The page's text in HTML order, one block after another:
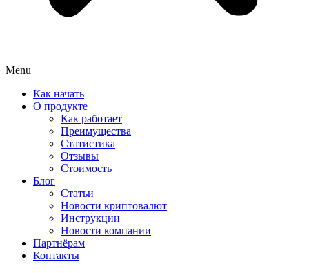
Menu
Как начать
О продукте
Как работает
Преимущества
Статистика
Отзывы
Стоимость
Блог
Статьи
Новости криптовалют
Инструкции
Новости компании
Партнёрам
Контакты